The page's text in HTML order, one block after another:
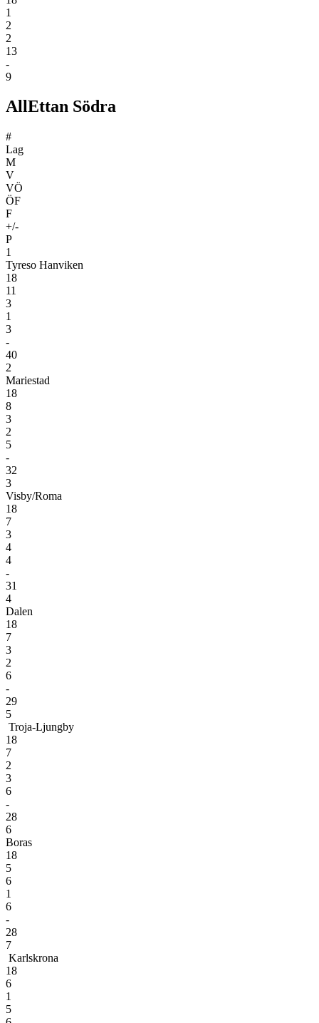
1
2
2
13
-
9
AllEttan Södra
#
Lag
M
V
VÖ
ÖF
F
+/-
P
1
Tyreso Hanviken
18
11
3
1
3
-
40
2
Mariestad
18
8
3
2
5
-
32
3
Visby/Roma
18
7
3
4
4
-
31
4
Dalen
18
7
3
2
6
-
29
5
Troja-Ljungby
18
7
2
3
6
-
28
6
Boras
18
5
6
1
6
-
28
7
Karlskrona
18
6
1
5